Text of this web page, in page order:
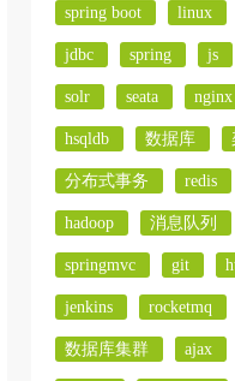
spring boot linux
jdbc spring js
solr seata nginx
hsqldb 数据库
分布式事务 redis
hadoop 消息队列
springmvc git
jenkins rocketmq
数据库集群 ajax